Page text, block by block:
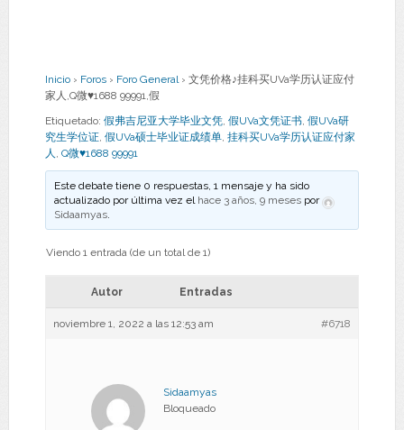
Inicio › Foros › Foro General › 文凭价格♪挂科买UVa学历认证应付
家人,Q微♥1688 99991,假
Etiquetado: 假弗吉尼亚大学毕业文凭, 假UVa文凭证书, 假UVa研
究生学位证, 假UVa硕士毕业证成绩单, 挂科买UVa学历认证应付家
人 , Q微♥1688 99991
Este debate tiene 0 respuestas, 1 mensaje y ha sido
actualizado por última vez el hace 3 años, 9 meses por
Sidaamyas.
Viendo 1 entrada (de un total de 1)
Autor Entradas
noviembre 1, 2022 a las 12:53 am #6718
Sidaamyas
Bloqueado